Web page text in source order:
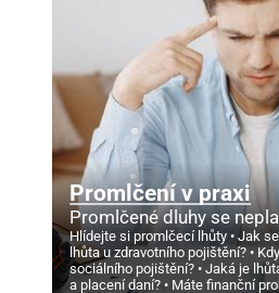
Promlčení v praxi
Promlčené dluhy se
Hlídejte si promlčecí lhůty
Jak
lhůta u zdravotního pojištění?
sociálního pojištění?
Jaká je
a placení daní?
Máte finanční